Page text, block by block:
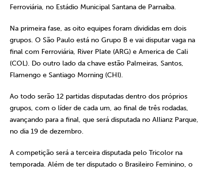
Ferroviária, no Estádio Municipal Santana de Parnaíba.
Na primeira fase, as oito equipes foram divididas em dois
grupos. O São Paulo está no Grupo B e vai disputar vaga na
final com Ferroviária, River Plate (ARG) e America de Cali
(COL). Do outro lado da chave estão Palmeiras, Santos,
Flamengo e Santiago Morning (CHI).
Ao todo serão 12 partidas disputadas dentro dos próprios
grupos, com o líder de cada um, ao final de três rodadas,
avançando para a final, que será disputada no Allianz Parque,
no dia 19 de dezembro.
A competição será a terceira disputada pelo Tricolor na
temporada. Além de ter disputado o Brasileiro Feminino, o